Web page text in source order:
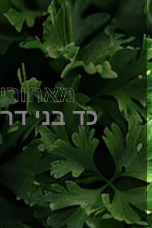
מאחורי
כד בני